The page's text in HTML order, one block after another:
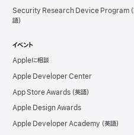
Security Research Device Program
イベント
Appleに相談
Apple Developer Center
App Store Awards
Apple Design Awards
Apple Developer Academy